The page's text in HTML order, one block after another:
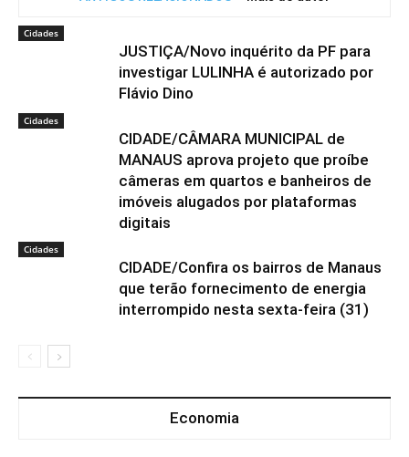
Cidades
JUSTIÇA/Novo inquérito da PF para
investigar LULINHA é autorizado por
Flávio Dino
Cidades
CIDADE/CÂMARA MUNICIPAL de
MANAUS aprova projeto que proíbe
câmeras em quartos e banheiros de
imóveis alugados por plataformas
digitais
Cidades
CIDADE/Confira os bairros de Manaus
que terão fornecimento de energia
interrompido nesta sexta-feira (31)
Economia